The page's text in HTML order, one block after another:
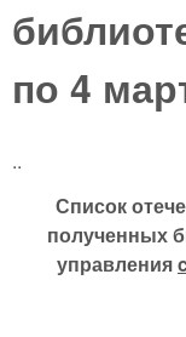
по 4
..
Список
полученных
управления